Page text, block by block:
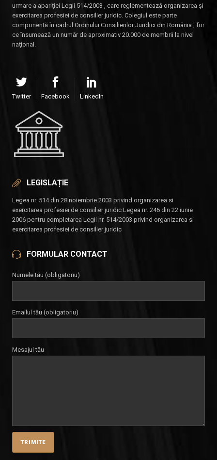
urmare a apariţiei Legii 514/2003 , care reglementează organizarea şi
exercitarea profesiei de consilier juridic. Colegiul este parte
componentă în cadrul Ordinului Consilierilor Juridici din România , for
ce însumează un număr de aproximativ 20.000 de membrii la nivel
naţional.
Twitter Facebook LinkedIn
LEGISLAȚIE
Legea nr. 514 din 28 noiembrie 2003 privind organizarea si
exercitarea profesiei de consilier juridic Legea nr. 246 din 22 iunie
2006 pentru completarea Legii nr. 514/2003 privind organizarea si
exercitarea profesiei de consilier juridic
FORMULAR CONTACT
Numele tău (obligatoriu)
Emailul tău (obligatoriu)
Mesajul tău